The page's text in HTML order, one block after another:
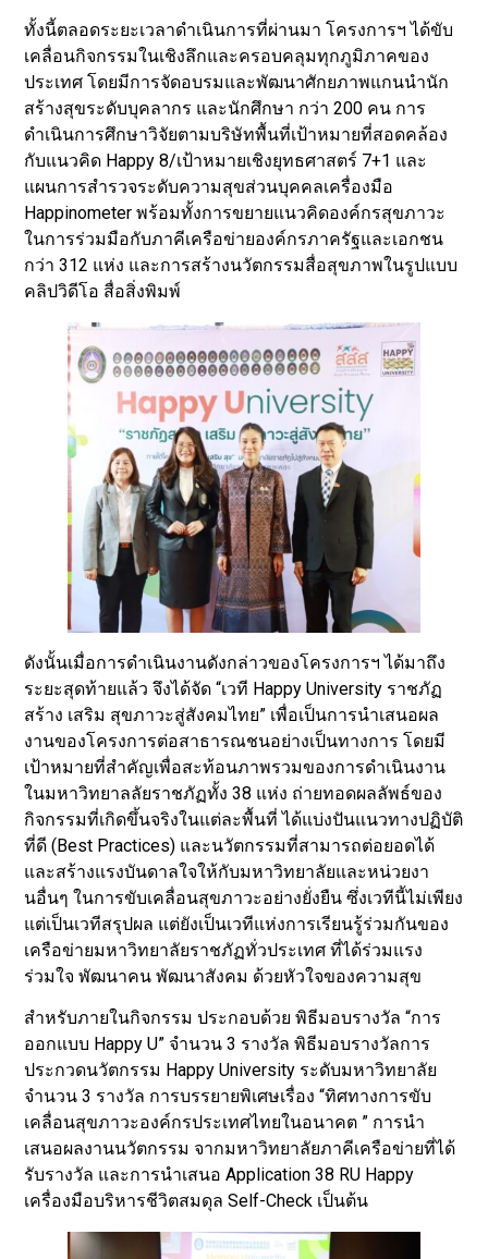
ทั้งนี้ตลอดระยะเวลาดำเนินการที่ผ่านมา โครงการฯ ได้ขับ
เคลื่อนกิจกรรมในเชิงลึกและครอบคลุมทุกภูมิภาคของ
ประเทศ โดยมีการจัดอบรมและพัฒนาศักยภาพแกนนำนัก
สร้างสุขระดับบุคลากร และนักศึกษา กว่า 200 คน การ
ดำเนินการศึกษาวิจัยตามบริษัทพื้นที่เป้าหมายที่สอดคล้อง
กับแนวคิด Happy 8/เป้าหมายเชิงยุทธศาสตร์ 7+1 และ
แผนการสำรวจระดับความสุขส่วนบุคคลเครื่องมือ
Happinometer พร้อมทั้งการขยายแนวคิดองค์กรสุขภาวะ
ในการร่วมมือกับภาคีเครือข่ายองค์กรภาครัฐและเอกชน
กว่า 312 แห่ง และการสร้างนวัตกรรมสื่อสุขภาพในรูปแบบ
คลิปวิดีโอ สื่อสิ่งพิมพ์
ดังนั้นเมื่อการดำเนินงานดังกล่าวของโครงการฯ ได้มาถึง
ระยะสุดท้ายแล้ว จึงได้จัด “เวที Happy University ราชภัฏ
สร้าง เสริม สุขภาวะสู่สังคมไทย” เพื่อเป็นการนำเสนอผล
งานของโครงการต่อสาธารณชนอย่างเป็นทางการ โดยมี
เป้าหมายที่สำคัญเพื่อสะท้อนภาพรวมของการดำเนินงาน
ในมหาวิทยาลลัยราชภัฏทั้ง 38 แห่ง ถ่ายทอดผลลัพธ์ของ
กิจกรรมที่เกิดขึ้นจริงในแต่ละพื้นที่ ได้แบ่งปันแนวทางปฏิบัติ
ที่ดี (Best Practices) และนวัตกรรมที่สามารถต่อยอดได้
และสร้างแรงบันดาลใจให้กับมหาวิทยาลัยและหน่วยงา
นอื่นๆ ในการขับเคลื่อนสุขภาวะอย่างยั่งยืน ซึ่งเวทีนี้ไม่เพียง
แต่เป็นเวทีสรุปผล แต่ยังเป็นเวทีแห่งการเรียนรู้ร่วมกันของ
เครือข่ายมหาวิทยาลัยราชภัฏทั่วประเทศ ที่ได้ร่วมแรง
ร่วมใจ พัฒนาคน พัฒนาสังคม ด้วยหัวใจของความสุข
สำหรับภายในกิจกรรม ประกอบด้วย พิธีมอบรางวัล “การ
ออกแบบ Happy U” จำนวน 3 รางวัล พิธีมอบรางวัลการ
ประกวดนวัตกรรม Happy University ระดับมหาวิทยาลัย
จำนวน 3 รางวัล การบรรยายพิเศษเรื่อง “ทิศทางการขับ
เคลื่อนสุขภาวะองค์กรประเทศไทยในอนาคต ” การนำ
เสนอผลงานนวัตกรรม จากมหาวิทยาลัยภาคีเครือข่ายที่ได้
รับรางวัล และการนำเสนอ Application 38 RU Happy
เครื่องมือบริหารชีวิตสมดุล Self-Check เป็นต้น